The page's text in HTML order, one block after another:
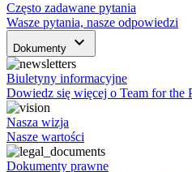
Często zadawane pytania
Wasze pytania, nasze odpowiedzi
Dokumenty keyboard_arrow_down
Biuletyny informacyjne
Dowiedz się więcej o Team for the
Nasza wizja
Nasze wartości
Dokumenty prawne